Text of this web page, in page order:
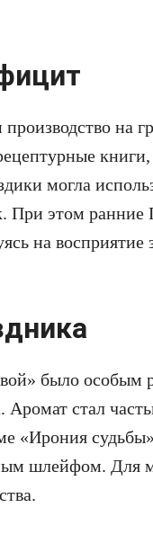
на
могла
При этом
на восприятие
было особым
Аромат стал
«Ирония
шлейфом. Для